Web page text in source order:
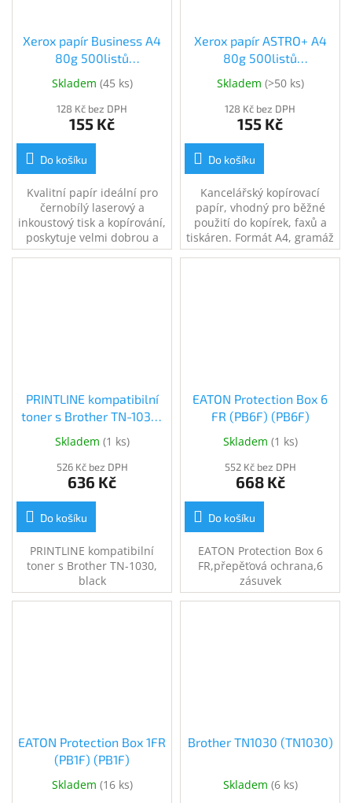
Xerox papír Business A4
80g 500listů
Skladem (45 ks)
128 Kč bez DPH
155 Kč
Do košíku
Kvalitní papír ideální pro
černobílý laserový a
inkoustový tisk a kopírování,
poskytuje velmi dobrou a
stálou tiskovou kvalitu jak
Xerox papír ASTRO+ A4
80g 500listů
Skladem (>50 ks)
128 Kč bez DPH
155 Kč
Do košíku
Kancelářský kopírovací
papír, vhodný pro běžné
použití do kopírek, faxů a
tiskáren. Formát A4, gramáž
80g, balení 500 listů.
PRINTLINE kompatibilní
toner s Brother TN-1030,
black (DB-TN1030)
Skladem (1 ks)
526 Kč bez DPH
636 Kč
Do košíku
PRINTLINE kompatibilní
toner s Brother TN-1030,
black
EATON Protection Box 6
FR (PB6F) (PB6F)
Skladem (1 ks)
552 Kč bez DPH
668 Kč
Do košíku
EATON Protection Box 6
FR,přepěťová ochrana,6
zásuvek
EATON Protection Box 1FR
(PB1F) (PB1F)
Skladem (16 ks)
Brother TN1030 (TN1030)
Skladem (6 ks)